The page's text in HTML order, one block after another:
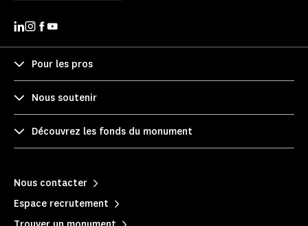
Pour les pros
Nous soutenir
Découvrez les fonds du monument
Nous contacter
Espace recrutement